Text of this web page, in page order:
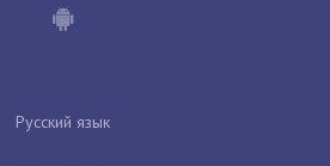
Русский язык